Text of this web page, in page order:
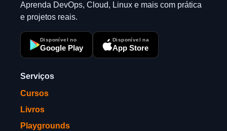
Aprenda DevOps, Cloud, Linux e mais com prática
e projetos reais.
Disponível no
Google Play
Disponível na
App Store
Serviços
Cursos
Livros
Playgrounds